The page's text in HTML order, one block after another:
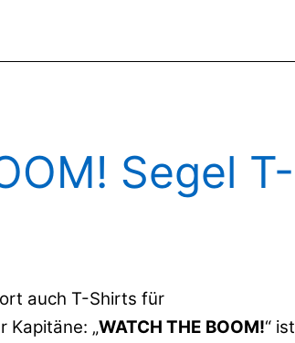
Segel T-
auch T-Shirts für
Kapitäne: „WATCH THE BOOM!“ ist